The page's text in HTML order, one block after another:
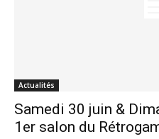
Actualités
Samedi 30 juin &
1er salon du